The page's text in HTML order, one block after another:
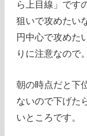
ら上目線」です
狙いで攻めたい
円中心で攻めた
りに注意なので
朝の時点だと下
ないので下げた
いところです。